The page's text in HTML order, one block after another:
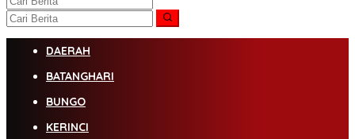
DAERAH
BATANGHARI
BUNGO
KERINCI